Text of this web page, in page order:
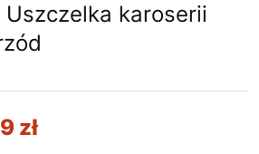
Uszczelka karoserii
zł